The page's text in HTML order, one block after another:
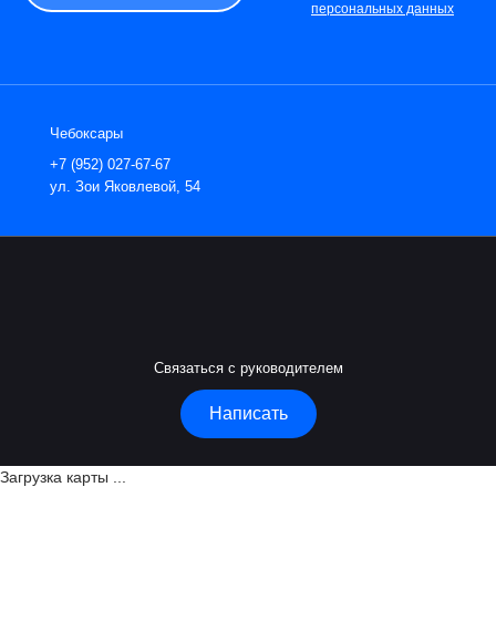
персональных данных
Чебоксары
+7 (952) 027-67-67
ул. Зои Яковлевой, 54
Связаться с руководителем
Написать
Загрузка карты ...